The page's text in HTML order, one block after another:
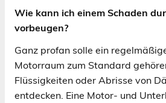
Wie kann ich einem Schaden
vorbeugen?
Ganz profan solle ein
Motorraum zum Standard
Flüssigkeiten oder Abrisse von
entdecken. Eine Motor- und